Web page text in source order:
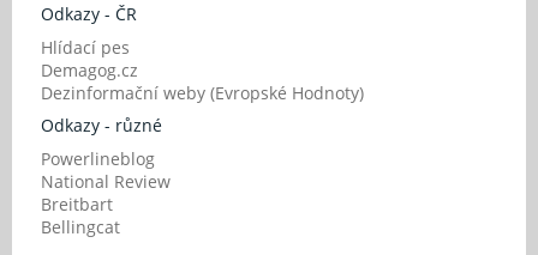
Odkazy - ČR
Hlídací pes
Demagog.cz
Dezinformační weby (Evropské Hodnoty)
Odkazy - různé
Powerlineblog
National Review
Breitbart
Bellingcat